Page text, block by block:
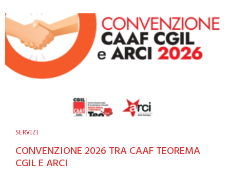
SERVIZI
CONVENZIONE 2026 TRA CAAF TEOREMA
CGIL E ARCI